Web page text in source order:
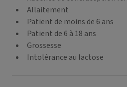
Allaitement
Patient de moins de 6 ans
Patient de 6 à 18 ans
Grossesse
Intolérance au lactose